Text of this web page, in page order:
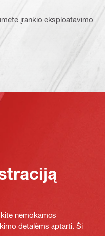
įrankio eksploatavimo
nemokamos
detalėms aptarti. Ši